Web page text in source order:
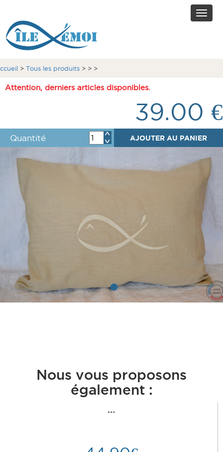
Toggle
> Tous les produits > > >
Attention, derniers articles disponibles.
39.00 €
Quantité
Nous vous proposons
également :
...